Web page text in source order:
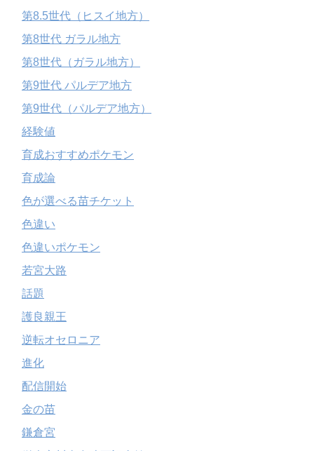
第8.5世代（ヒスイ地方）
第8世代 ガラル地方
第8世代（ガラル地方）
第9世代 パルデア地方
第9世代（パルデア地方）
経験値
育成おすすめポケモン
育成論
色が選べる苗チケット
色違い
色違いポケモン
若宮大路
話題
護良親王
逆転オセロニア
進化
配信開始
金の苗
鎌倉宮